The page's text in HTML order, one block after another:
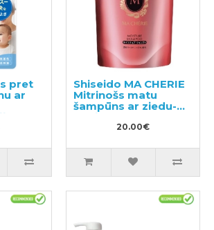
pret
ar
no 6
Shiseido MA CHERIE
Mitrinošs matu
šampūns ar ziedu-
augļu aromātu,
pildviela 380ml
20.00€